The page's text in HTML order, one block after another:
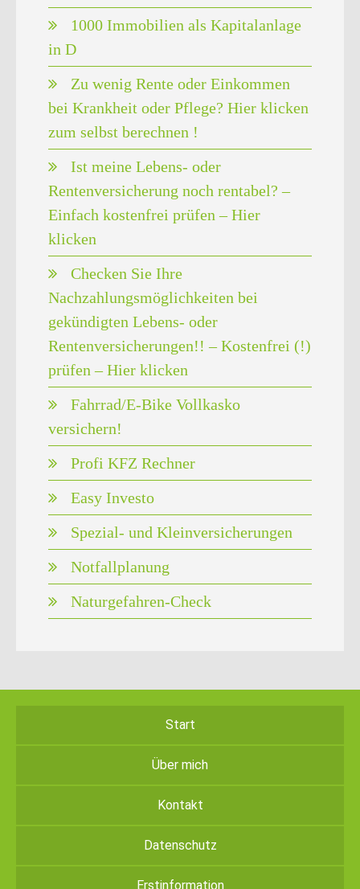
1000 Immobilien als Kapitalanlage
in D
Zu wenig Rente oder Einkommen
bei Krankheit oder Pflege? Hier klicken
zum selbst berechnen !
Ist meine Lebens- oder
Rentenversicherung noch rentabel? –
Einfach kostenfrei prüfen – Hier
klicken
Checken Sie Ihre
Nachzahlungsmöglichkeiten bei
gekündigten Lebens- oder
Rentenversicherungen!! – Kostenfrei (!)
prüfen – Hier klicken
Fahrrad/E-Bike Vollkasko
versichern!
Profi KFZ Rechner
Easy Investo
Spezial- und Kleinversicherungen
Notfallplanung
Naturgefahren-Check
Start
Über mich
Kontakt
Datenschutz
Erstinformation